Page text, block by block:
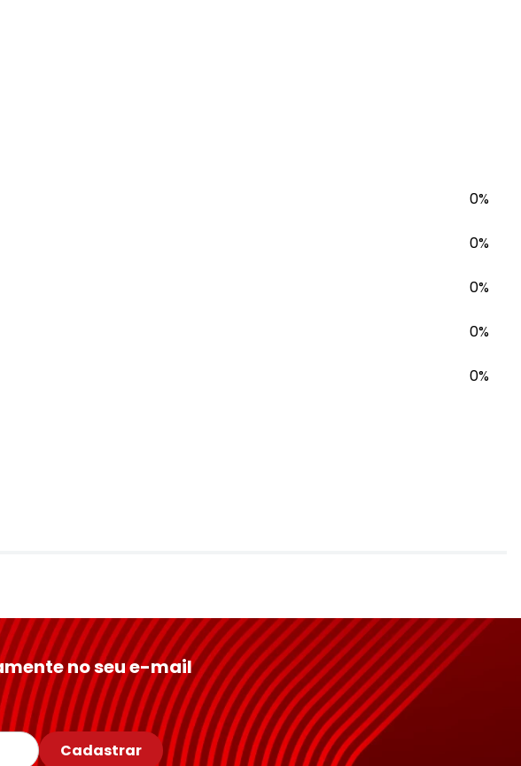
0%
0%
0%
0%
0%
no seu e-mail
Cadastrar